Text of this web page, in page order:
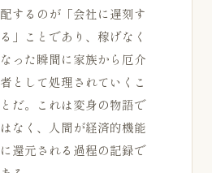
配するのが「会社に遅刻す
る」ことであり、稼げなく
なった瞬間に家族から厄介
者として処理されていくこ
とだ。これは変身の物語で
はなく、人間が経済的機能
に還元される過程の記録で